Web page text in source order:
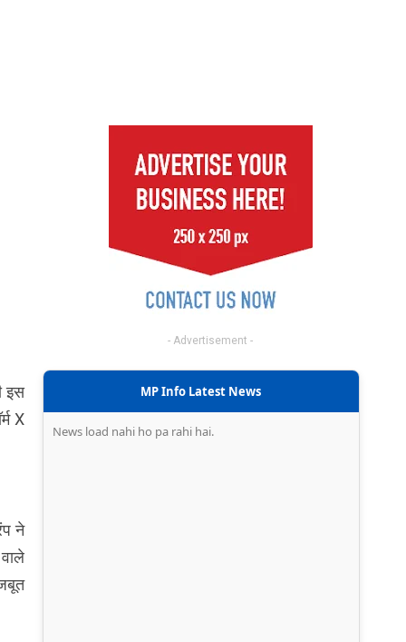
इस
X
ने
- Advertisement -
MP Info Latest News
News load nahi ho pa rahi hai.